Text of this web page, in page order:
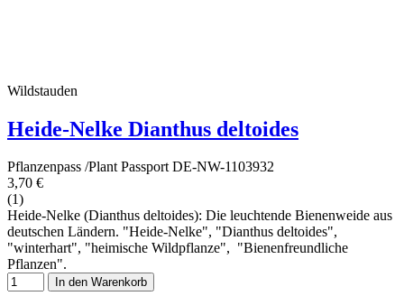
Wildstauden
Heide-Nelke Dianthus deltoides
Pflanzenpass /Plant Passport DE-NW-1103932
3,70 €
(1)
Heide-Nelke (Dianthus deltoides): Die leuchtende Bienenweide aus
deutschen Ländern. "Heide-Nelke", "Dianthus deltoides",
"winterhart", "heimische Wildpflanze", "Bienenfreundliche
Pflanzen".
In den Warenkorb